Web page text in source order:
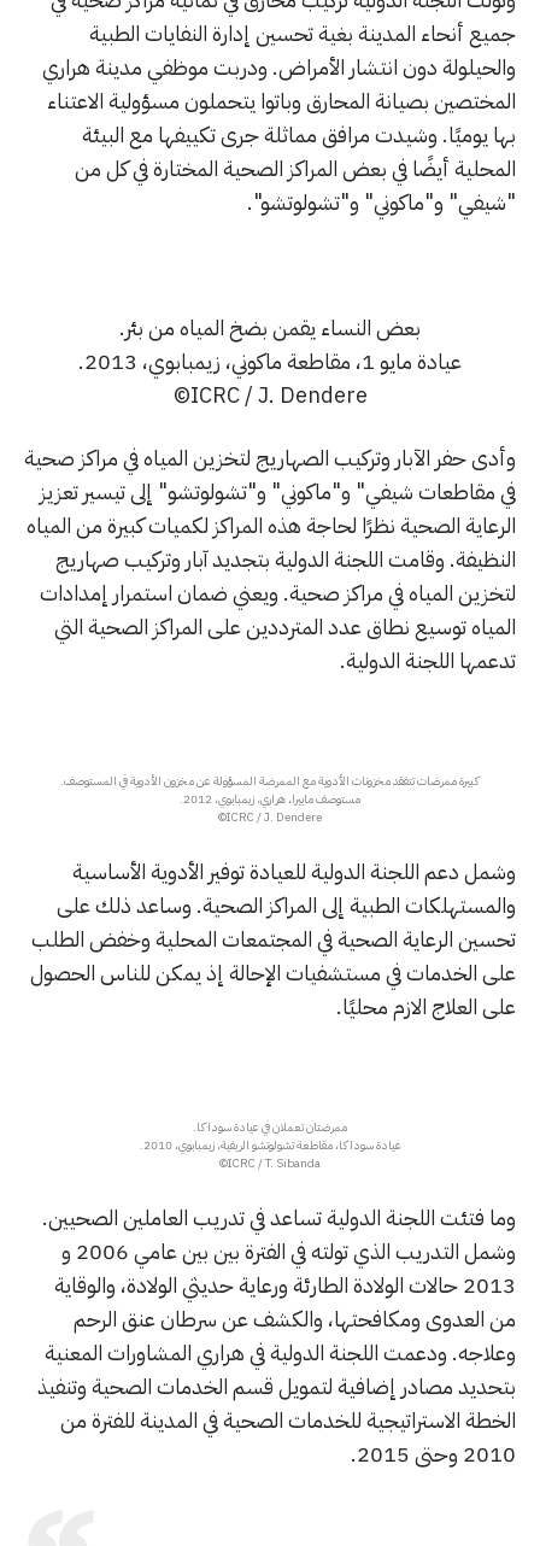
جميع أنحاء المدينة بغية تحسين إدارة النفايات الطبية
والحيلولة دون انتشار الأمراض. ودربت موظفي مدينة هراري
المختصين بصيانة المحارق وباتوا يتحملون مسؤولية الاعتناء
بها يوميًا. وشيدت مرافق مماثلة جرى تكييفها مع البيئة
المحلية أيضًا في بعض المراكز الصحية المختارة في كل من
"شيفي" و"ماكوني" و"تشولوتشو".
بعض النساء يقمن بضخ المياه من بئر.
عيادة مايو 1، مقاطعة ماكوني، زيمبابوي، 2013.
ICRC / J. Dendere©
وأدى حفر الآبار وتركيب الصهاريج لتخزين المياه في مراكز صحية
في مقاطعات شيفي" و"ماكوني" و"تشولوتشو" إلى تيسير تعزيز
الرعاية الصحية نظرًا لحاجة هذه المراكز لكميات كبيرة من المياه
النظيفة. وقامت اللجنة الدولية بتجديد آبار وتركيب صهاريج
لتخزين المياه في مراكز صحية. ويعني ضمان استمرار إمدادات
المياه توسيع نطاق عدد المترددين على المراكز الصحية التي
تدعمها اللجنة الدولية.
كبيرة ممرضات تتفقد مخزونات الأدوية مع الممرضة المسؤولة عن مخزون الأدوية في المستوصف.
مستوصف مابيرا، هراري، زيمبابوي، 2012.
ICRC / J. Dendere©
وشمل دعم اللجنة الدولية للعيادة توفير الأدوية الأساسية
والمستهلكات الطبية إلى المراكز الصحية. وساعد ذلك على
تحسين الرعاية الصحية في المجتمعات المحلية وخفض الطلب
على الخدمات في مستشفيات الإحالة إذ يمكن للناس الحصول
على العلاج الازم محليًا.
ممرضتان تعملان في عيادة سوداكا.
عيادة سوداكا، مقاطعة تشولوتشو الريفية، زيمبابوي، 2010.
ICRC / T. Sibanda©
وما فتئت اللجنة الدولية تساعد في تدريب العاملين الصحيين.
وشمل التدريب الذي تولته في الفترة بين بين عامي 2006 و
2013 حالات الولادة الطارئة ورعاية حديثي الولادة، والوقاية
من العدوى ومكافحتها، والكشف عن سرطان عنق الرحم
وعلاجه. ودعمت اللجنة الدولية في هراري المشاورات المعنية
بتحديد مصادر إضافية لتمويل قسم الخدمات الصحية وتنفيذ
الخطة الاستراتيجية للخدمات الصحية في المدينة للفترة من
2010 وحتى 2015.